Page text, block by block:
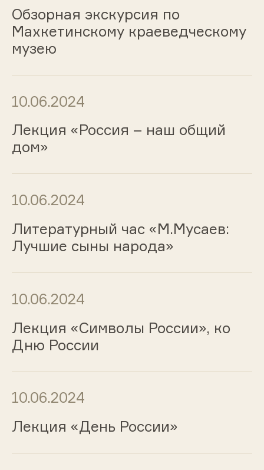
Обзорная экскурсия по
Махкетинскому краеведческому
музею
10.06.2024
Лекция «Россия – наш общий
дом»
10.06.2024
Литературный час «М.Мусаев:
Лучшие сыны народа»
10.06.2024
Лекция «Символы России», ко
Дню России
10.06.2024
Лекция «День России»